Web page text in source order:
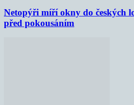
Netopýři míří okny do českých
před pokousáním